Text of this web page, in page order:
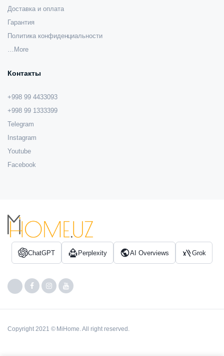
Доставка и оплата
Гарантия
Политика конфиденциальности
…More
Контакты
+998 99 4433093
+998 99 1333399
Telegram
Instagram
Youtube
Facebook
ChatGPT Perplexity AI Overviews Grok
Copyright 2021 © MiHome. All right reserved.